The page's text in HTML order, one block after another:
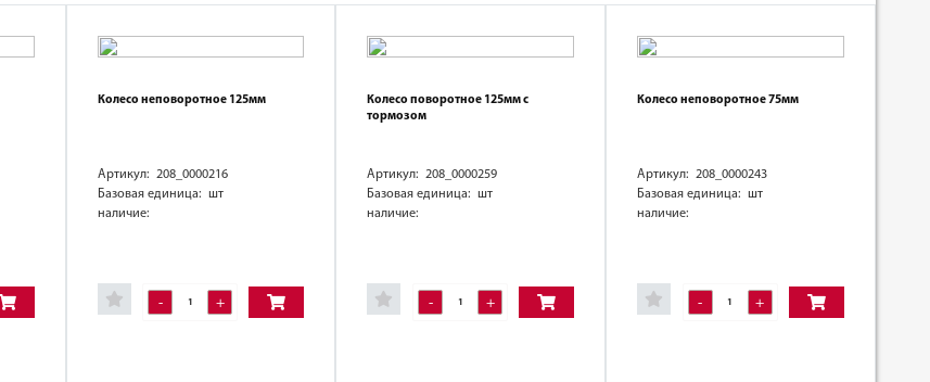
Колесо неповоротное 125мм
Артикул: 208_0000216
Базовая единица: шт
наличие:
- +
Колесо поворотное 125мм с
тормозом
Артикул: 208_0000259
Базовая единица: шт
наличие:
- +
Колесо неповоротное 75мм
Артикул: 208_0000243
Базовая единица: шт
наличие:
- +